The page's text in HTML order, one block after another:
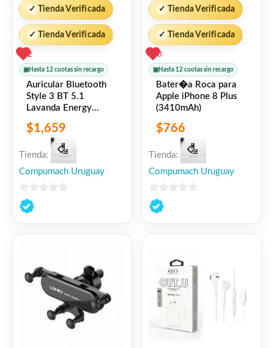
✓ Tienda Verificada
✓ Tienda Verificada
2
▣ Hasta 12 cuotas sin recargo
Auricular Bluetooth
Style 3 BT 5.1
Lavanda Energy
Sistem
$1,659
Tienda:
Compumach Uruguay
0
de
✓ Tienda Verificada
✓ Tienda Verificada
0
▣ Hasta 12 cuotas sin recargo
Bater�a Roca para
Apple iPhone 8 Plus
(3410mAh)
$766
Tienda:
Compumach Uruguay
0
de